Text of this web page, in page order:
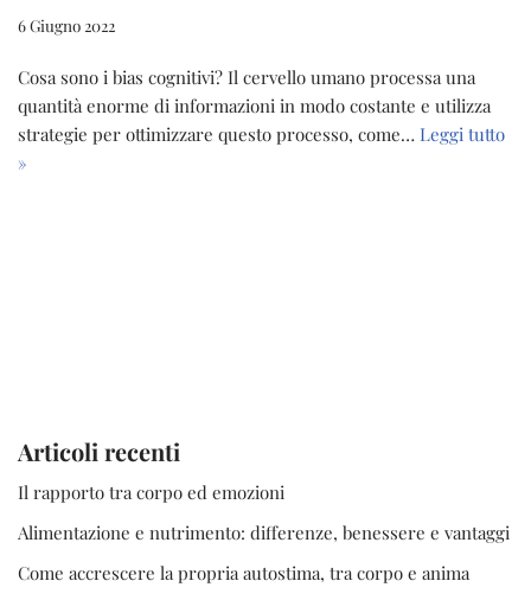
6 Giugno 2022
Cosa sono i bias cognitivi? Il cervello umano processa una
quantità enorme di informazioni in modo costante e utilizza
strategie per ottimizzare questo processo, come… Leggi tutto
»
Articoli recenti
Il rapporto tra corpo ed emozioni
Alimentazione e nutrimento: differenze, benessere e vantaggi
Come accrescere la propria autostima, tra corpo e anima